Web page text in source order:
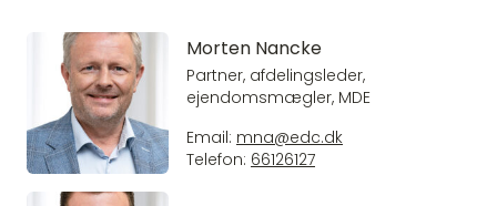
Morten Nancke
Partner, afdelingsleder,
ejendomsmægler, MDE
Email: mna@edc.dk
Telefon: 66126127